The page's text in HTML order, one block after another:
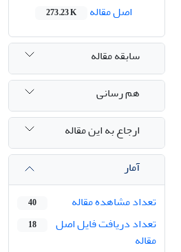
اصل مقاله
273.23 K
سابقه مقاله
هم رسانی
ارجاع به این مقاله
آمار
تعداد مشاهده مقاله
40
تعداد دریافت فایل اصل
مقاله
18